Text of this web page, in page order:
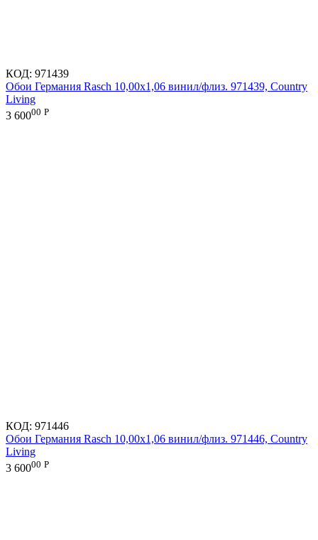
КОД: 971439
Обои Германия Rasch 10,00x1,06 винил/флиз. 971439, Country
Living
3 60000 Р
КОД: 971446
Обои Германия Rasch 10,00x1,06 винил/флиз. 971446, Country
Living
3 60000 Р